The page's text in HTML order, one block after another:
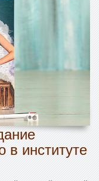
в институте